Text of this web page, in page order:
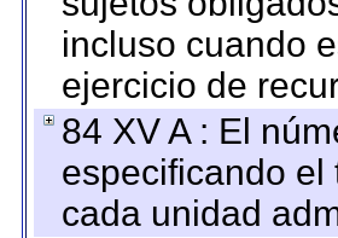
incluso cuando
ejercicio de
84 XV A : El
especificando el
cada unidad